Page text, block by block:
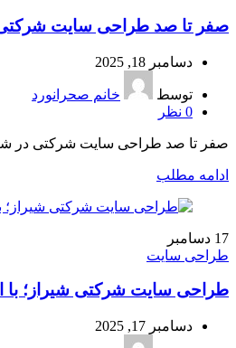
صفر تا صد طراحی سایت شرکتی
دسامبر 18, 2025
توسط
خانم صحرانورد
0 نظر
صفر تا صد طراحی سایت شرکتی در
ادامه مطلب
17 دسامبر
طراحی سایت
طراحی سایت شرکتی شیراز؛ با
دسامبر 17, 2025